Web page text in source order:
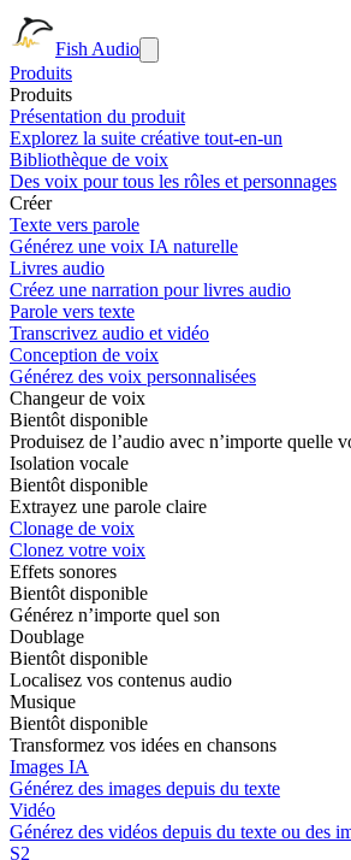
Fish Audio
Produits
Produits
Présentation du produit
Explorez la suite créative tout-en-un
Bibliothèque de voix
Des voix pour tous les rôles et personnages
Créer
Texte vers parole
Générez une voix IA naturelle
Livres audio
Créez une narration pour livres audio
Parole vers texte
Transcrivez audio et vidéo
Conception de voix
Générez des voix personnalisées
Changeur de voix
Bientôt disponible
Produisez de l’audio avec n’importe quelle
Isolation vocale
Bientôt disponible
Extrayez une parole claire
Clonage de voix
Clonez votre voix
Effets sonores
Bientôt disponible
Générez n’importe quel son
Doublage
Bientôt disponible
Localisez vos contenus audio
Musique
Bientôt disponible
Transformez vos idées en chansons
Images IA
Générez des images depuis du texte
Vidéo
Générez des vidéos depuis du texte ou des
S2